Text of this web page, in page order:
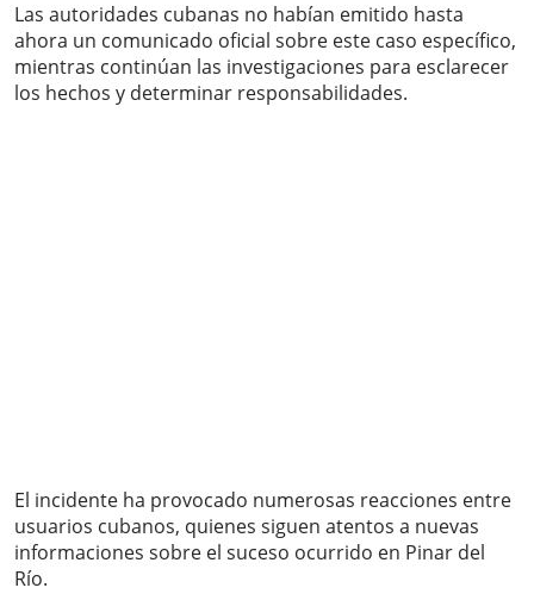
Las autoridades cubanas no habían emitido hasta
ahora un comunicado oficial sobre este caso específico,
mientras continúan las investigaciones para esclarecer
los hechos y determinar responsabilidades.
El incidente ha provocado numerosas reacciones entre
usuarios cubanos, quienes siguen atentos a nuevas
informaciones sobre el suceso ocurrido en Pinar del
Río.